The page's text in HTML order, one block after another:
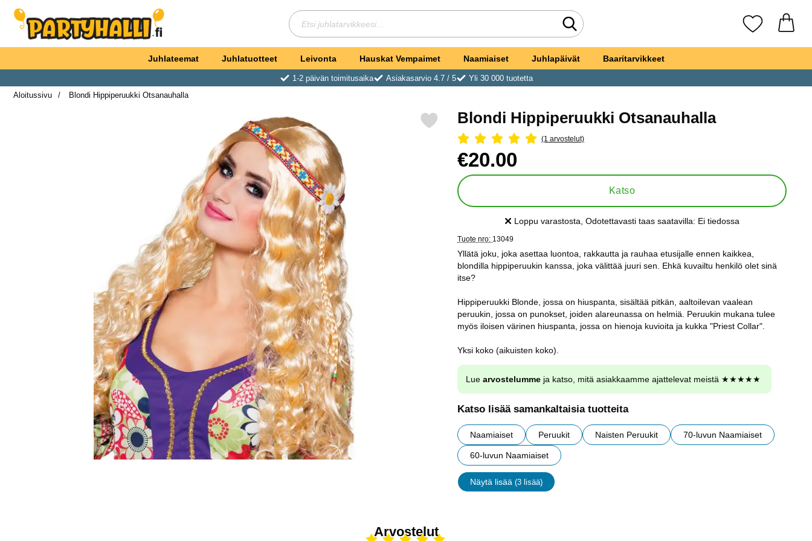
Hae
Tee haku
Ostoskori laajennettu Partyhallen AB Suosikkini
Juhlateemat Juhlatuotteet Leivonta Hauskat Vempaimet Naamiaiset Juhlapäivät Baaritarvikkeet
1-2 päivän toimitusaika Asiakasarvio 4.7 / 5
Yli 30 000 tuotetta
Aloitussivu
Blondi Hippiperuukki Otsanauhalla
Merkitse blondi Hippiperuukki Otsanauhalla suosikiksiBlondi Hippiperuukki Otsanauhalla
Arvostelu: 5 Tähdet, Ohita kaikki arvostelut
(1 arvostelut)
hinta
€20.00
Katso
Saatavuus:
Loppu varastosta , Odotettavasti taas saatavilla: Ei tiedossa
Tuote nro: 13049
Yllätä joku, joka asettaa luontoa, rakkautta ja rauhaa etusijalle ennen kaikkea,
blondilla hippiperuukin kanssa, joka välittää juuri sen. Ehkä kuvailtu henkilö olet sinä
itse?
Hippiperuukki Blonde, jossa on hiuspanta, sisältää pitkän, aaltoilevan vaalean
peruukin, jossa on punokset, joiden alareunassa on helmiä. Peruukin mukana tulee
myös iloisen värinen hiuspanta, jossa on hienoja kuvioita ja kukka "Priest Collar".
Yksi koko (aikuisten koko).
Lue arvostelumme ja katso, mitä asiakkaamme ajattelevat meistä ★★★★★
Katso lisää samankaltaisia tuotteita
Naamiaiset Peruukit Naisten Peruukit 70-luvun Naamiaiset
60-luvun Naamiaiset
Näytä lisää (3 lisää)
ominaisuudet
Arvostelut